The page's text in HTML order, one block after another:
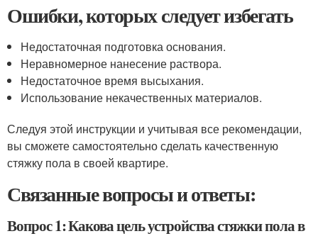
Ошибки, которых следует избегать
Недостаточная подготовка основания.
Неравномерное нанесение раствора.
Недостаточное время высыхания.
Использование некачественных материалов.
Следуя этой инструкции и учитывая все рекомендации,
вы сможете самостоятельно сделать качественную
стяжку пола в своей квартире.
Связанные вопросы и ответы:
Вопрос 1: Какова цель устройства стяжки пола в